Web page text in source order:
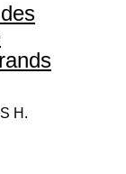
H.